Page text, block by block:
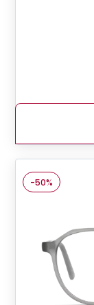
-50%